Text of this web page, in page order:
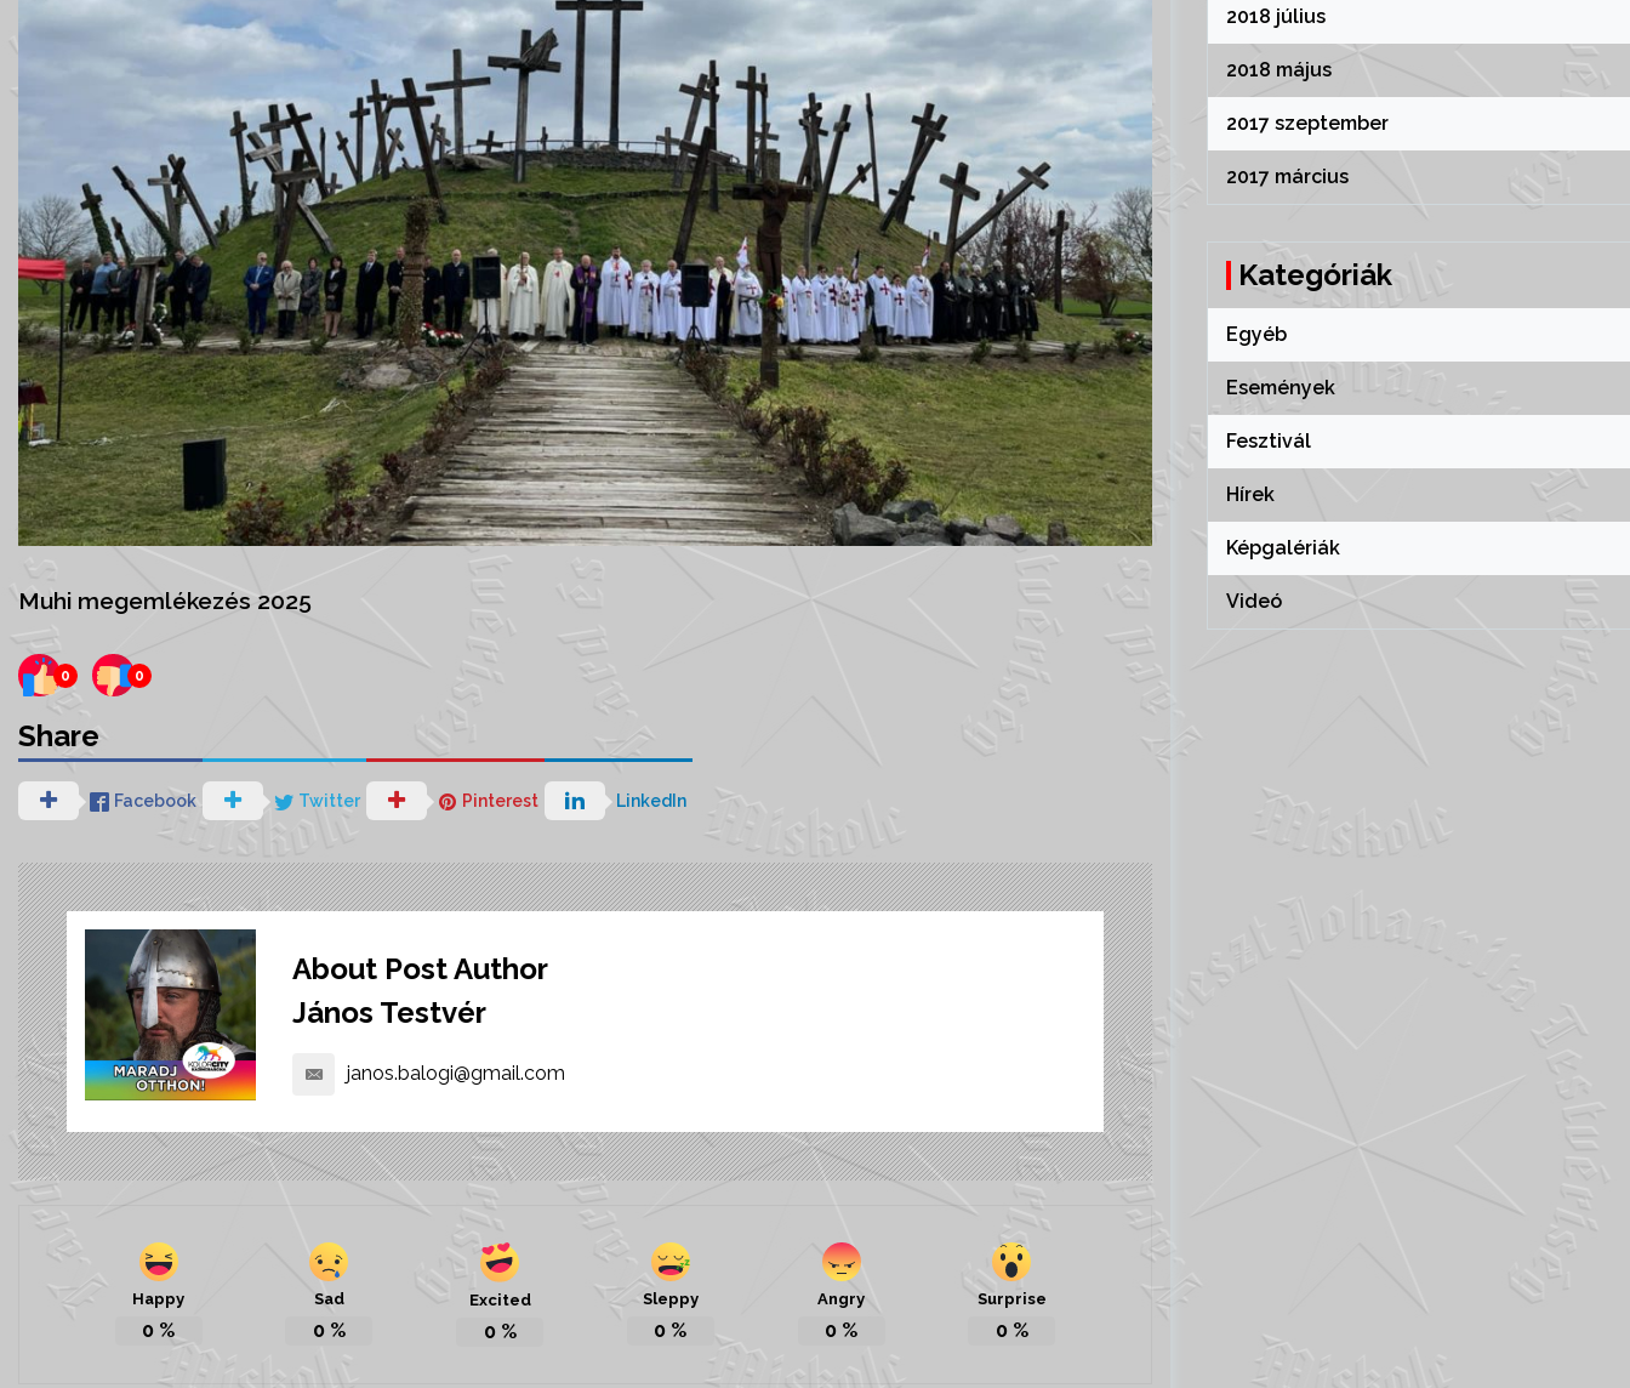
Muhi megemlékezés 2025
0 0
Share
Facebook Twitter Pinterest LinkedIn
About Post Author
János Testvér
janos.balogi@gmail.com
Happy
0 %
Sad
0%
Excited
0%
Sleppy
0 %
Angry
0 %
Surprise
0%
2018 július
2018 május
2017 szeptember
2017 március
Kategóriák
Egyéb
Események
Fesztivál
Hírek
Képgalériák
Videó